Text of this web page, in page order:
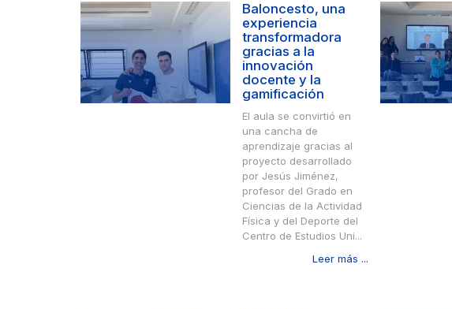
Baloncesto, una
experiencia
transformadora
gracias a la
innovación
docente y la
gamificación
El aula se convirtió en
una cancha de
aprendizaje gracias al
proyecto desarrollado
por Jesús Jiménez,
profesor del Grado en
Ciencias de la Actividad
Física y del Deporte del
Centro de Estudios Uni...
Leer más ...